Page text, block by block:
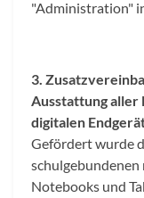
"Administration"
3.
Ausstattung aller
digitalen
Gefördert wurde
schulgebundenen
Notebooks und